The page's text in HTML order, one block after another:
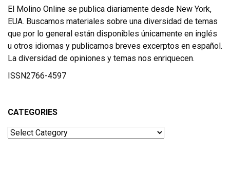
El Molino Online se publica diariamente desde New York,
EUA. Buscamos materiales sobre una diversidad de temas
que por lo general están disponibles únicamente en inglés
u otros idiomas y publicamos breves excerptos en español.
La diversidad de opiniones y temas nos enriquecen.
ISSN2766-4597
CATEGORIES
Categories